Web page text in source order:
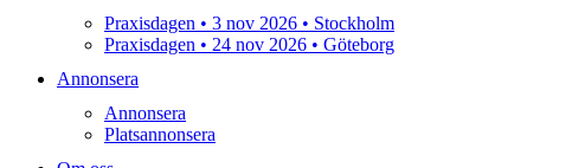
Praxisdagen • 3 nov 2026 • Stockholm
Praxisdagen • 24 nov 2026 • Göteborg
Annonsera
Annonsera
Platsannonsera